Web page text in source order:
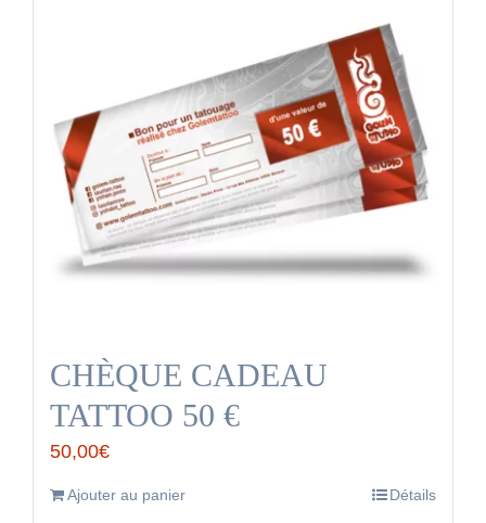
CHÈQUE CADEAU
TATTOO 50 €
50,00€
Ajouter au panier Détails